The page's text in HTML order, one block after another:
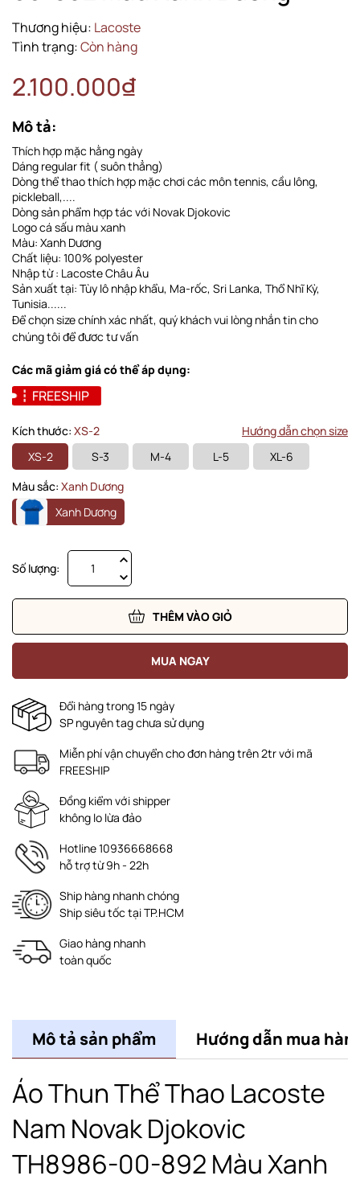
Thương hiệu: Lacoste
Tình trạng:Còn hàng
2.100.000₫
Mô tả:
Thích hợp mặc hằng ngày
Dáng regular fit ( suôn thẳng)
Dòng thể thao thích hợp mặc chơi các môn tennis, cầu lông,
pickleball,....
Dòng sản phẩm hợp tác với Novak Djokovic
Logo cá sấu màu xanh
Màu: Xanh Dương
Chất liệu: 100% polyester
Nhập từ : Lacoste Châu Âu
Sản xuất tại: Tùy lô nhập khẩu, Ma-rốc, Sri Lanka, Thổ Nhĩ Kỳ,
Tunisia......
Để chọn size chính xác nhất, quý khách vui lòng nhắn tin cho
chúng tôi để đươc tư vấn
Các mã giảm giá có thể áp dụng:
FREESHIP
Kích thước: XS-2
Hướng dẫn chọn size
XS-2
S-3 M-4 L-5
XL-6
Màu sắc: Xanh Dương
Xanh Dương
Số lượng:
THÊM VÀO GIỎ
MUA NGAY
Đổi hàng trong 15 ngày
SP nguyên tag chưa sử dụng
Miễn phí vận chuyển cho đơn hàng trên 2tr với mã
FREESHIP
Đồng kiểm với shipper
không lo lừa đảo
Hotline 10936668668
hỗ trợ từ 9h - 22h
Ship hàng nhanh chóng
Ship siêu tốc tại TP.HCM
Giao hàng nhanh
toàn quốc
Mô tả sản phẩm Hướng dẫn mua
Áo Thun Thể Thao Lacoste
Nam Novak Djokovic
TH8986-00-892 Màu Xanh